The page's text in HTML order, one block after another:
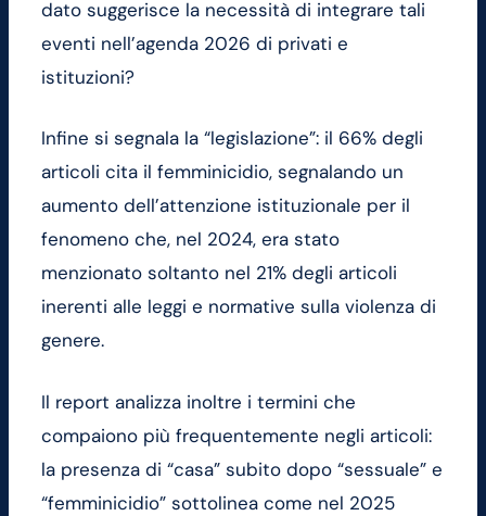
dato suggerisce la necessità di integrare tali
eventi nell’agenda 2026 di privati e
istituzioni?
Infine si segnala la “legislazione”: il 66% degli
articoli cita il femminicidio, segnalando un
aumento dell’attenzione istituzionale per il
fenomeno che, nel 2024, era stato
menzionato soltanto nel 21% degli articoli
inerenti alle leggi e normative sulla violenza di
genere.
Il report analizza inoltre i termini che
compaiono più frequentemente negli articoli:
la presenza di “casa” subito dopo “sessuale” e
“femminicidio” sottolinea come nel 2025